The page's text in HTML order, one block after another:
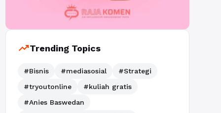
trending_upTrending Topics
#Bisnis #mediasosial
#Strategi
#tryoutonline
#kuliah gratis
#Anies Baswedan